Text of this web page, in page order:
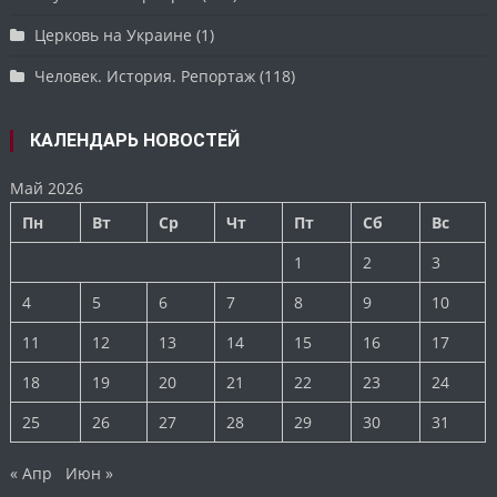
Церковь на Украине (1)
Человек. История. Репортаж (118)
КАЛЕНДАРЬ НОВОСТЕЙ
Май 2026
Пн
Вт Ср Чт Пт Сб
Вс
1
2
3
4
5 6 7 8 9
10
11
12 13 14 15 16
17
18
19 20 21 22 23
24
25
26 27 28 29 30 31
« Апр Июн »